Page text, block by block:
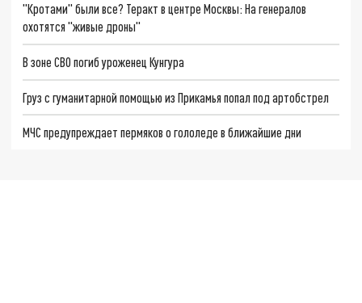
"Кротами" были все? Теракт в центре Москвы: На генералов
охотятся "живые дроны"
В зоне СВО погиб уроженец Кунгура
Груз с гуманитарной помощью из Прикамья попал под артобстрел
МЧС предупреждает пермяков о гололеде в ближайшие дни